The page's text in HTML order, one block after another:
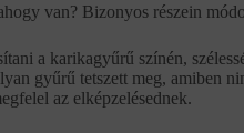
van? Bizonyos részein
a karikagyűrű színén,
gyűrű tetszett meg, amiben
az elképzelésednek.